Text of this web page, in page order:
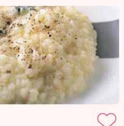
シ
ョ
ナ
ル
「
み
ん
な
の